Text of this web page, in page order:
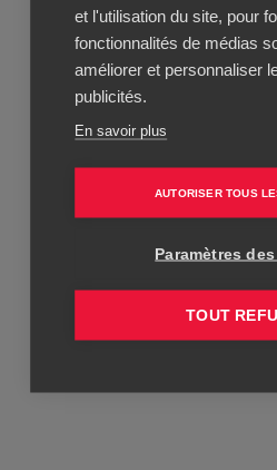
et l'utilisation du site, pour
fonctionnalités de médias
améliorer et personnaliser
publicités.
En savoir plus
AUTORISER TOUS
Paramètres
TOUT